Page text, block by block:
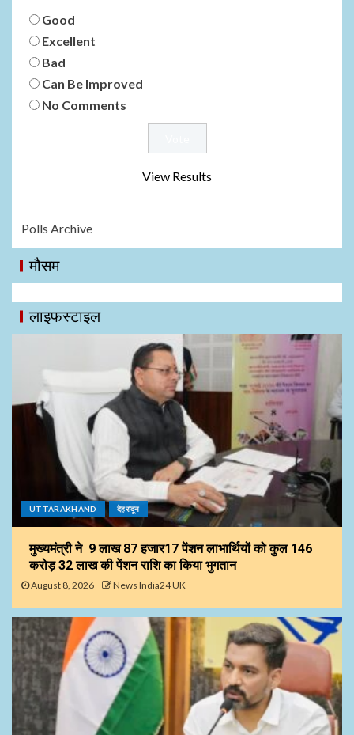
Good
Excellent
Bad
Can Be Improved
No Comments
View Results
Polls Archive
मौसम
लाइफस्टाइल
UTTARAKHAND देहरादून
मुख्यमंत्री ने 9 लाख 87 हजार17 पेंशन लाभार्थियों को कुल ₹146
करोड़ 32 लाख की पेंशन राशि का किया भुगतान
August 8, 2026 News India24 UK